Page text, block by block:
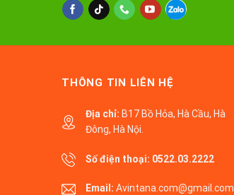
THÔNG TIN LIÊN HỆ
Địa chỉ: B17 Bồ Hỏa, Hà Cầu, Hà
Đông, Hà Nội.
Số điện thoại: 0522.03.2222
Email: Avintana.com@gmail.com